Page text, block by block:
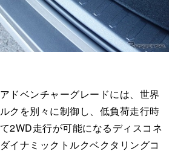
ドベンチャーグレードには、世界
クを別々に制御し、低負荷走行時
2WD走行が可能になるディスコネ
イナミックトルクベクタリングコ